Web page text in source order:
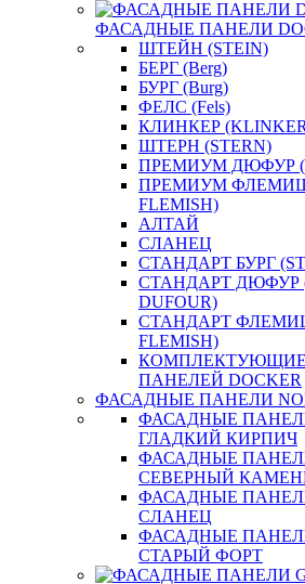
ФАСАДНЫЕ ПАНЕЛИ
ШТЕЙН (STEIN)
БЕРГ (Berg)
БУРГ (Burg)
ФЕЛС (Fels)
КЛИНКЕР
ШТЕРН (STERN)
ПРЕМИУМ ДЮФУР
ПРЕМИУМ ФЛЕМИШ
FLEMISH)
АЛТАЙ
СЛАНЕЦ
СТАНДАРТ БУРГ
СТАНДАРТ ДЮФУР
DUFOUR)
СТАНДАРТ
FLEMISH)
ПАНЕЛЕЙ DOCKER
ФАСАДНЫЕ ПАНЕЛИ
ФАСАДНЫЕ ПАНЕЛИ
ГЛАДКИЙ КИРПИЧ
ФАСАДНЫЕ ПАНЕЛИ
СЕВЕРНЫЙ
ФАСАДНЫЕ ПАНЕЛИ
СЛАНЕЦ
ФАСАДНЫЕ ПАНЕЛИ
СТАРЫЙ ФОРТ